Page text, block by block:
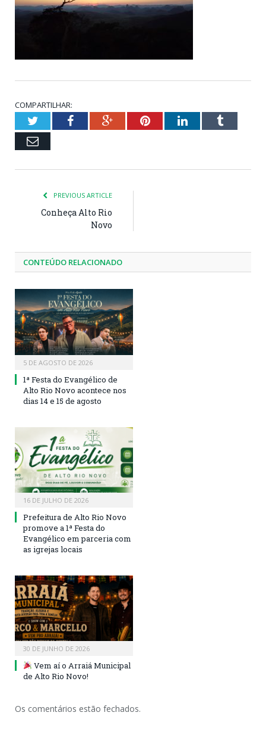
COMPARTILHAR:
TwitterFacebookGoogle+PinterestLinkedInTumblr
Email
PREVIOUS ARTICLE
Conheça Alto Rio
Novo
CONTEÚDO RELACIONADO
5 DE AGOSTO DE 2026
1ª Festa do Evangélico de
Alto Rio Novo acontece nos
dias 14 e 15 de agosto
16 DE JULHO DE 2026
Prefeitura de Alto Rio Novo
promove a 1ª Festa do
Evangélico em parceria com
as igrejas locais
30 DE JUNHO DE 2026
Vem aí o Arraiá Municipal
de Alto Rio Novo!
Os comentários estão fechados.